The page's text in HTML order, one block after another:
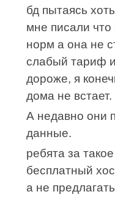
бд пытаясь
мне писали
норм а она не
слабый тариф
дороже, я
дома не встает.
А недавно они
данные.
ребята за
бесплатный
а не